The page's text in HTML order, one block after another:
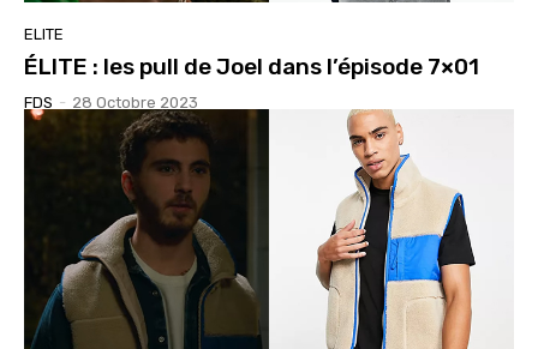
ELITE
ÉLITE : les pull de Joel dans l’épisode 7×01
FDS - 28 Octobre 2023